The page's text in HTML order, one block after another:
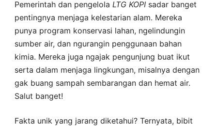
Pemerintah dan pengelola LTG KOPI sadar banget
pentingnya menjaga kelestarian alam. Mereka
punya program konservasi lahan, ngelindungin
sumber air, dan ngurangin penggunaan bahan
kimia. Mereka juga ngajak pengunjung buat ikut
serta dalam menjaga lingkungan, misalnya dengan
gak buang sampah sembarangan dan hemat air.
Salut banget!
Fakta unik yang jarang diketahui? Ternyata, bibit